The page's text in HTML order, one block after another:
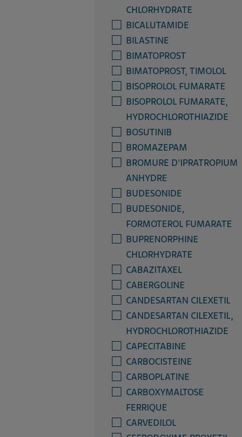
CHLORHYDRATE
BICALUTAMIDE
BILASTINE
BIMATOPROST
BIMATOPROST, TIMOLOL
BISOPROLOL FUMARATE
BISOPROLOL FUMARATE,
HYDROCHLOROTHIAZIDE
BOSUTINIB
BROMAZEPAM
BROMURE D'IPRATROPIUM
ANHYDRE
BUDESONIDE
BUDESONIDE,
FORMOTEROL FUMARATE
BUPRENORPHINE
CHLORHYDRATE
CABAZITAXEL
CABERGOLINE
CANDESARTAN CILEXETIL
CANDESARTAN CILEXETIL,
HYDROCHLOROTHIAZIDE
CAPECITABINE
CARBOCISTEINE
CARBOPLATINE
CARBOXYMALTOSE
FERRIQUE
CARVEDILOL